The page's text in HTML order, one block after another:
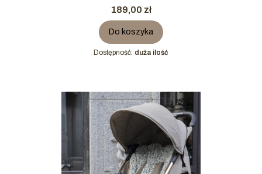
Cena
189,00 zł
Do koszyka
Dostępność: duża ilość